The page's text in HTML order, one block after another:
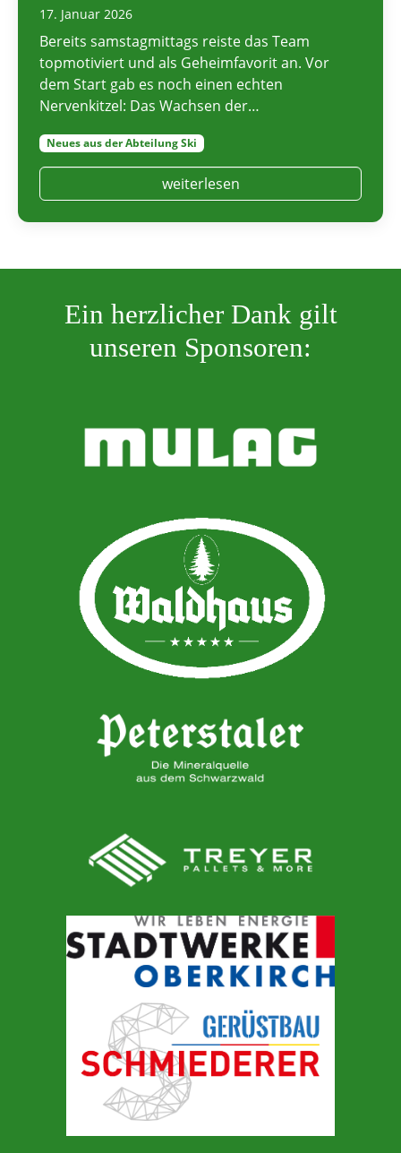
17. Januar 2026
Bereits samstagmittags reiste das Team
topmotiviert und als Geheimfavorit an. Vor
dem Start gab es noch einen echten
Nervenkitzel: Das Wachsen der…
Neues aus der Abteilung Ski
weiterlesen
Ein herzlicher Dank gilt
unseren Sponsoren: